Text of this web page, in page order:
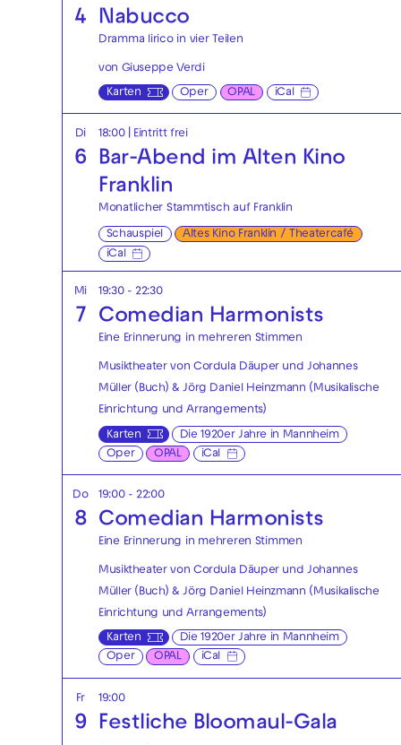
4 Nabucco
Dramma lirico in vier Teilen
von Giuseppe Verdi
Karten Oper OPAL iCal
Di
6
18:00| Eintritt frei
Bar-Abend im Alten Kino
Franklin
Monatlicher Stammtisch auf Franklin
Schauspiel
Altes Kino Franklin / Theatercafé
iCal
Mi
7
19:30 - 22:30
Comedian Harmonists
Eine Erinnerung in mehreren Stimmen
Musiktheater von Cordula Däuper und Johannes
Müller (Buch) & Jörg Daniel Heinzmann (Musikalische
Einrichtung und Arrangements)
Karten
Die 1920er Jahre in Mannheim
Oper
OPAL iCal
Do
8
19:00 - 22:00
Comedian Harmonists
Eine Erinnerung in mehreren Stimmen
Musiktheater von Cordula Däuper und Johannes
Müller (Buch) & Jörg Daniel Heinzmann (Musikalische
Einrichtung und Arrangements)
Karten
Die 1920er Jahre in Mannheim
Oper
OPAL iCal
Fr
9
19:00
Festliche Bloomaul-Gala